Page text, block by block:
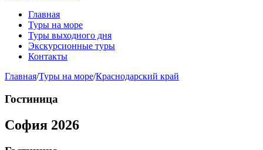
Главная
Туры на море
Туры выходного дня
Экскурсионные туры
Контакты
Главная/Туры на море/Краснодарский край
Гостиница
София 2026